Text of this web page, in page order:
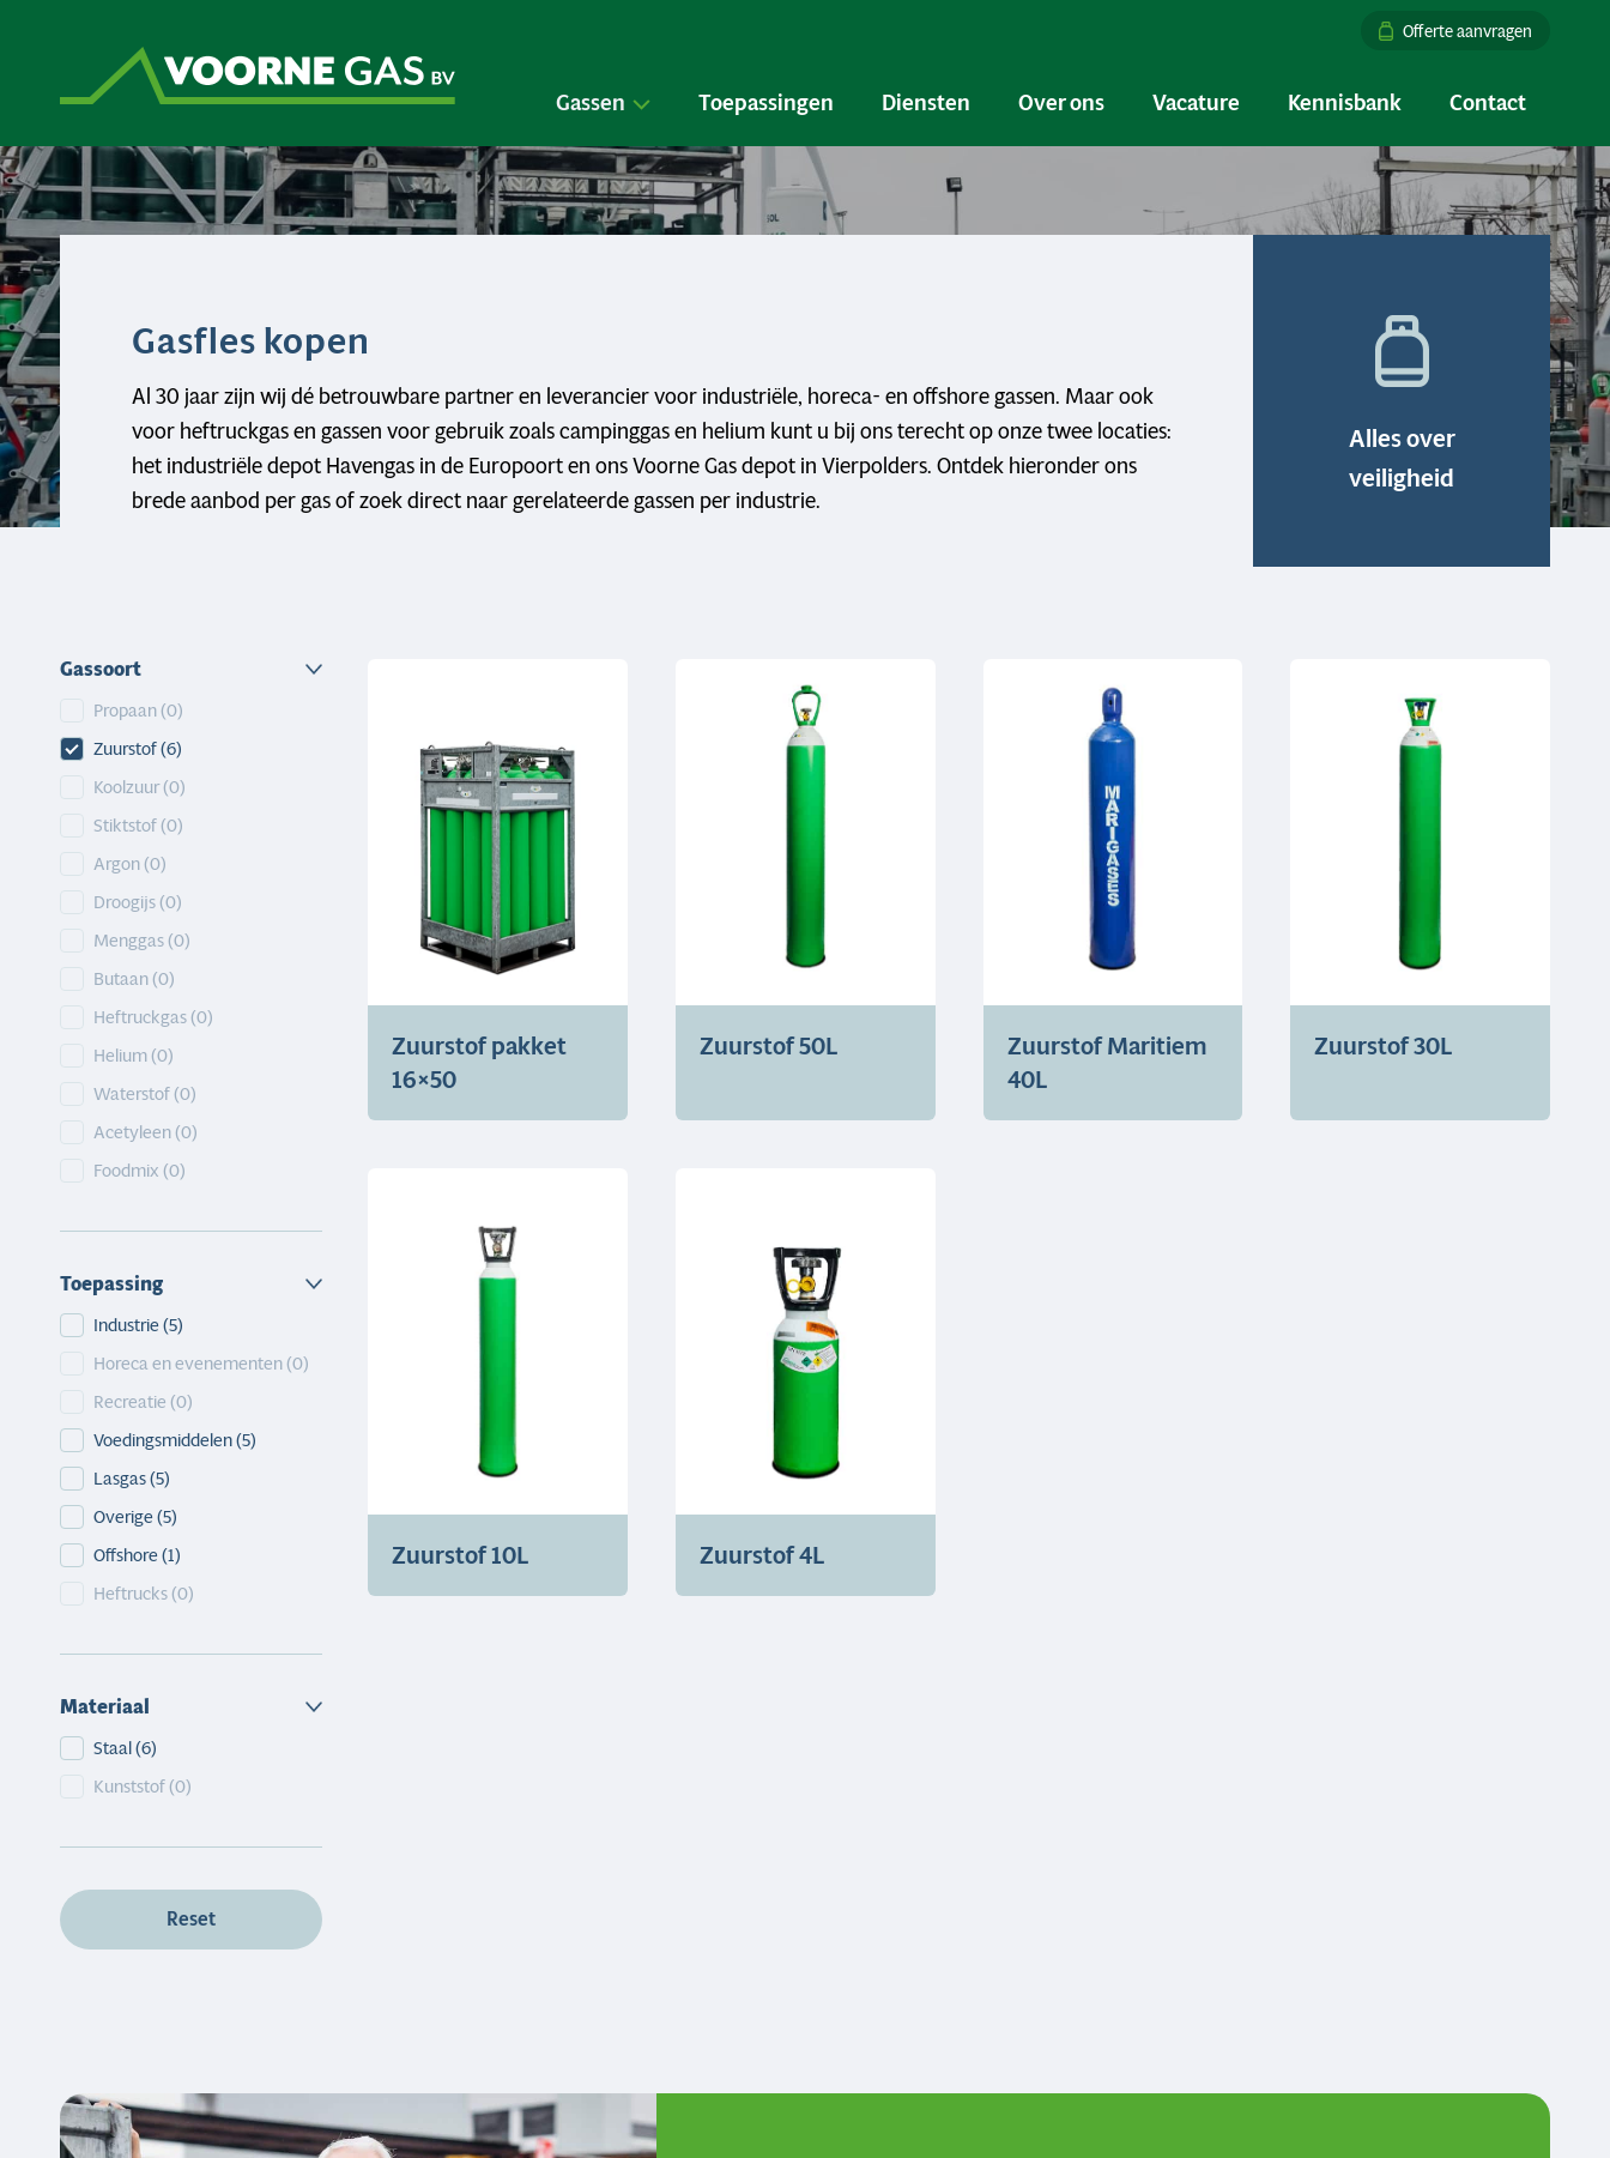
Offerte aanvragen
Gassen Toepassingen Diensten Over ons Vacature Kennisbank Contact
Gasfles kopen
Al 30 jaar zijn wij dé betrouwbare partner en leverancier voor industriële, horeca- en offshore gassen. Maar ook
voor heftruckgas en gassen voor gebruik zoals campinggas en helium kunt u bij ons terecht op onze twee locaties:
het industriële depot Havengas in de Europoort en ons Voorne Gas depot in Vierpolders. Ontdek hieronder ons
brede aanbod per gas of zoek direct naar gerelateerde gassen per industrie.
Alles over
veiligheid
Gassoort
Gassoort
Propaan(0)
Zuurstof(6)
Koolzuur(0)
Stiktstof(0)
Argon(0)
Droogijs(0)
Menggas(0)
Butaan(0)
Heftruckgas(0)
Helium(0)
Waterstof(0)
Acetyleen(0)
Foodmix(0)
Toepassing
Toepassing
Industrie(5)
Horeca en evenementen(0)
Recreatie(0)
Voedingsmiddelen(5)
Lasgas(5)
Overige(5)
Offshore(1)
Heftrucks(0)
Materiaal
Materiaal
Staal(6)
Kunststof(0)
Reset
Zuurstof pakket
16×50
Zuurstof 50L
Zuurstof Maritiem
40L
Zuurstof 30L
Zuurstof 10L Zuurstof 4L